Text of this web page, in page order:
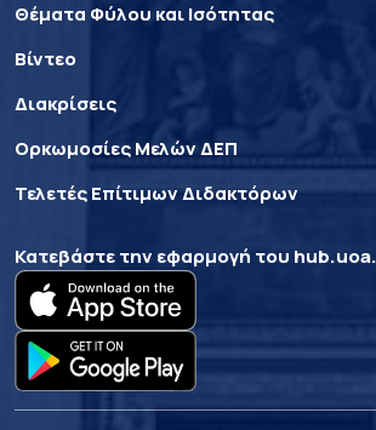
Θέματα Φύλου και Ισότητας
Βίντεο
Διακρίσεις
Ορκωμοσίες Μελών ΔΕΠ
Τελετές Επίτιμων Διδακτόρων
Κατεβάστε την εφαρμογή του